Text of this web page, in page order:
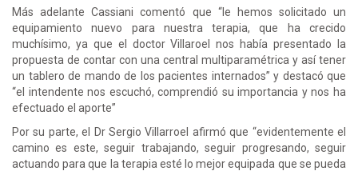
Más adelante Cassiani comentó que “le hemos solicitado un
equipamiento nuevo para nuestra terapia, que ha crecido
muchísimo, ya que el doctor Villaroel nos había presentado la
propuesta de contar con una central multiparamétrica y así tener
un tablero de mando de los pacientes internados” y destacó que
“el intendente nos escuchó, comprendió su importancia y nos ha
efectuado el aporte”
Por su parte, el Dr Sergio Villarroel afirmó que “evidentemente el
camino es este, seguir trabajando, seguir progresando, seguir
actuando para que la terapia esté lo mejor equipada que se pueda